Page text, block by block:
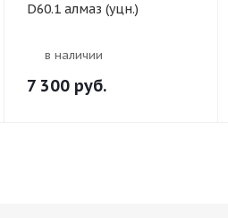
D60.1 алмаз (уцн.)
в наличии
7 300 руб.